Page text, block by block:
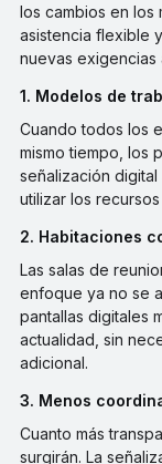
los cambios en los
asistencia flexible
nuevas exigencias
1. Modelos de
Cuando todos los
mismo tiempo, los
señalización
utilizar los
2.
Las salas de
enfoque ya no se
pantallas digitales
actualidad, sin
adicional.
3. Menos
Cuanto más
surgirán. La